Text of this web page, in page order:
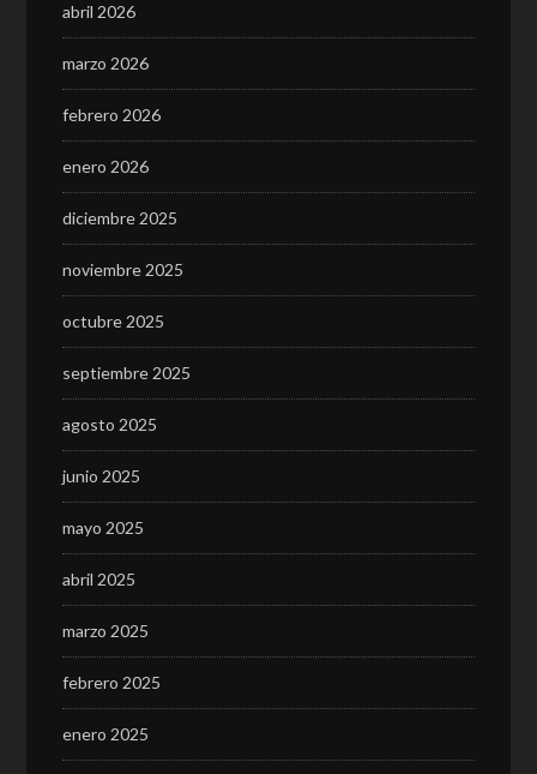
abril 2026
marzo 2026
febrero 2026
enero 2026
diciembre 2025
noviembre 2025
octubre 2025
septiembre 2025
agosto 2025
junio 2025
mayo 2025
abril 2025
marzo 2025
febrero 2025
enero 2025